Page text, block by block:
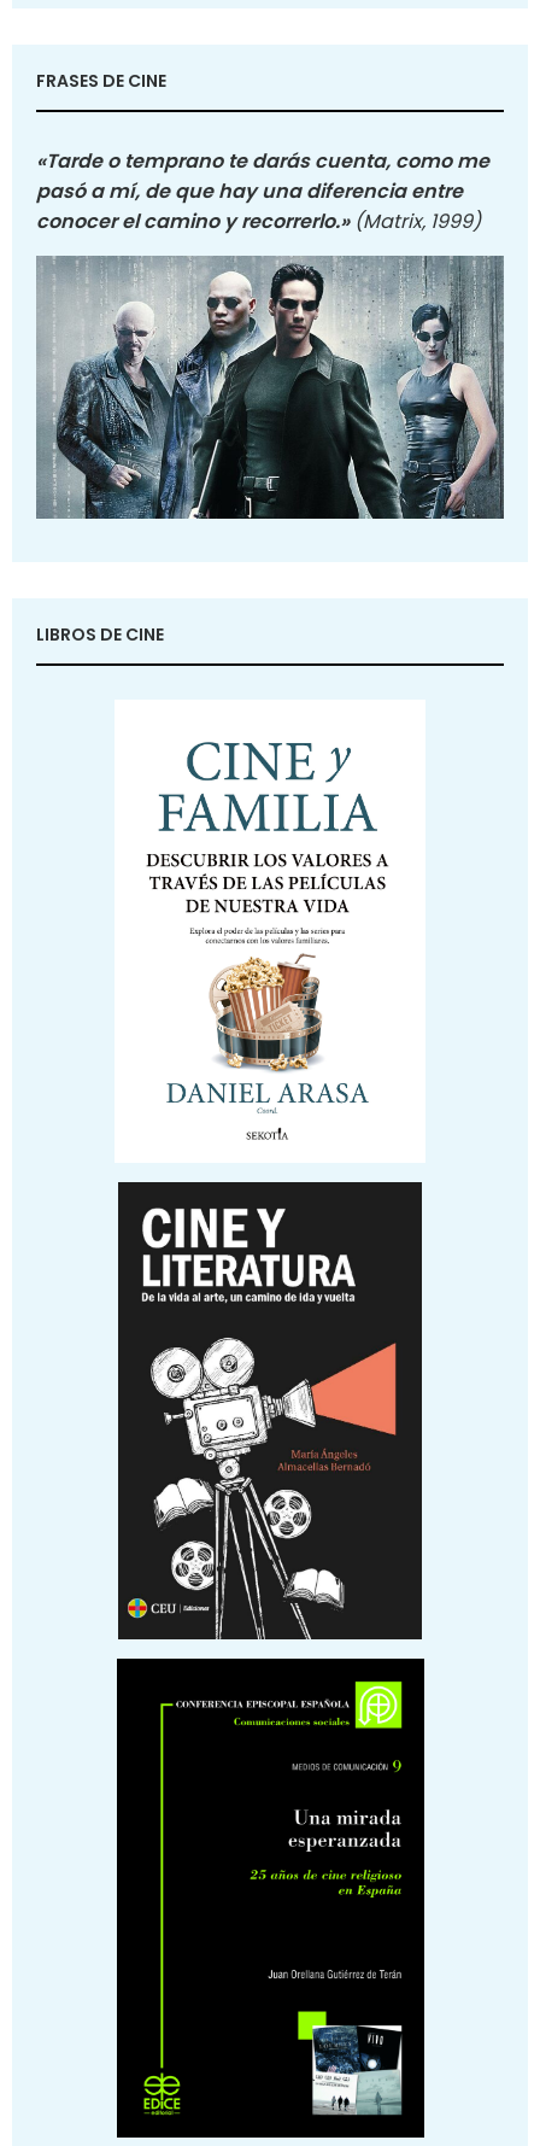
FRASES DE CINE
«Tarde o temprano te darás cuenta, como me
pasó a mí, de que hay una diferencia entre
conocer el camino y recorrerlo.» (Matrix, 1999)
LIBROS DE CINE